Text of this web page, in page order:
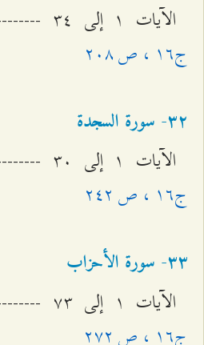
الآيات ۱ إلى ٣٤ --------------------------------
ج۱٦ ، ص ٢۰۸
٣٢- سورة السجدة
الآيات ۱ إلى ٣۰ --------------------------------
ج۱٦ ، ص ٢٤٢
٣٣- سورة الأحزاب
الآيات ۱ إلى ۷٣ --------------------------------
ج۱٦ ، ص ٢۷٢